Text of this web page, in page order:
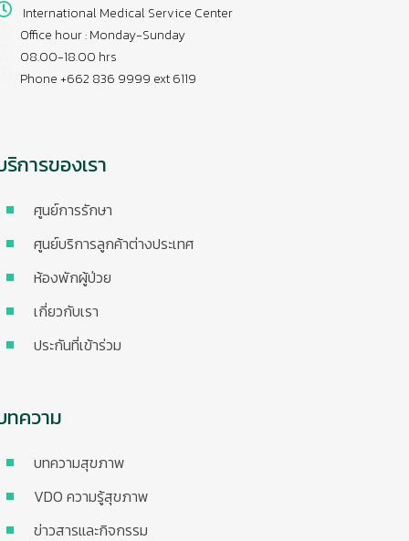
International Medical Service Center
Office hour : Monday-Sunday
08.00-18.00 hrs
Phone +662 836 9999 ext 6119
ริการของเรา
ศูนย์การรักษา
ศูนย์บริการลูกค้าต่างประเทศ
ห้องพักผู้ป่วย
เกี่ยวกับเรา
ประกันที่เข้าร่วม
ทความ
บทความสุขภาพ
VDO ความรู้สุขภาพ
ข่าวสารและกิจกรรม